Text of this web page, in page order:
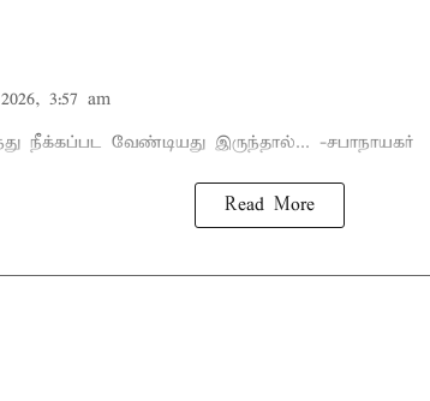
3:57 am
நீக்கப்பட வேண்டியது இருந்தால்... -சபாநாயகர்
Read More